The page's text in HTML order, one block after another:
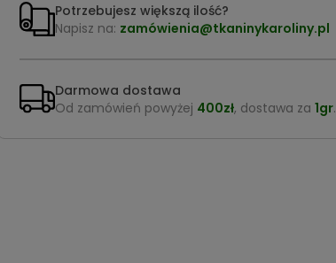
Potrzebujesz większą ilość?
Napisz na: zamówienia@tkaninykaroliny.pl
Darmowa dostawa
Od zamówień powyżej 400zł, dostawa za 1gr.